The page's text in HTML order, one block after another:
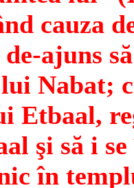
cauza
ajuns
Nabat;
Etbaal,
şi să i
în